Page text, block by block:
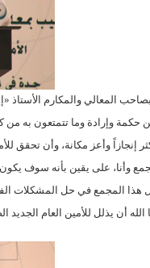
المعالي والمكارم الأستاذ
حكمة وإرادة وما تتمتعون به
إنجازاً وأعز مكانة، وأن تحقق
وأنا، على يقين بأنه سوف يكون
هذا المجمع في حل المشكلات
أن يذلل للأمين العام